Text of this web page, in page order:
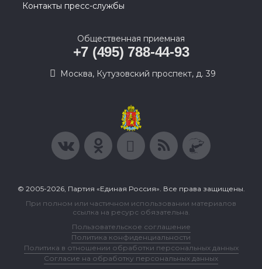
Контакты пресс-службы
Общественная приемная
+7 (495) 788-44-93
Москва, Кутузовский проспект, д. 39
© 2005-2026, Партия «Единая Россия». Все права защищены.
При полном или частичном использовании материалов
ссылка на ресурс обязательна.
Пользовательское соглашение
Политика конфиденциальности
Политика в отношении обработки персональных данных
Согласие на обработку персональных данных